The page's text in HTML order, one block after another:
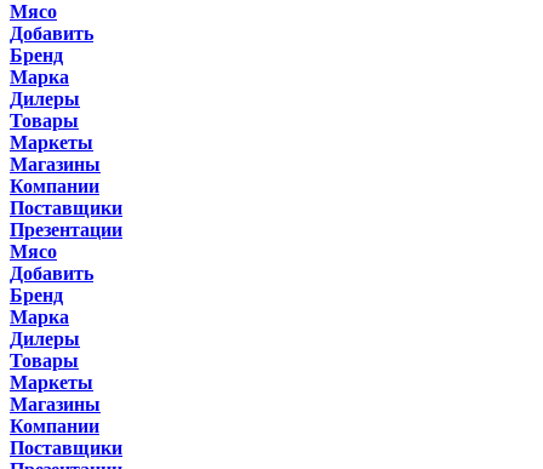
Мясо
Добавить
Бренд
Марка
Дилеры
Товары
Маркеты
Магазины
Компании
Поставщики
Презентации
Мясо
Добавить
Бренд
Марка
Дилеры
Товары
Маркеты
Магазины
Компании
Поставщики